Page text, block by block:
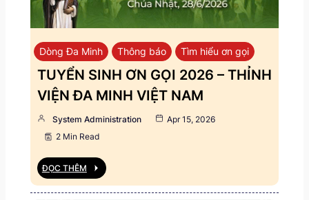
Dòng Đa Minh Thông báo Tìm hiểu ơn gọi
TUYỂN SINH ƠN GỌI 2026 – THỈNH
VIỆN ĐA MINH VIỆT NAM
System Administration
Apr 15, 2026
2 Min Read
ĐỌC THÊM